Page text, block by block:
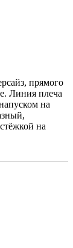
прямого
Линия плеча
на
на